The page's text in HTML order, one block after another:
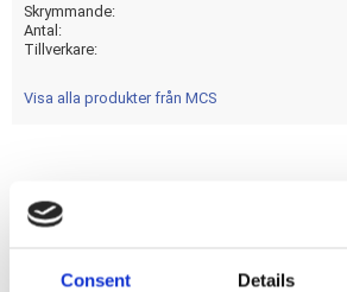
Consent Details
Skrymmande
Antal
Tillverkare
Visa alla produkter från MCS
Fits both front side & rear side on front
Dela med dig